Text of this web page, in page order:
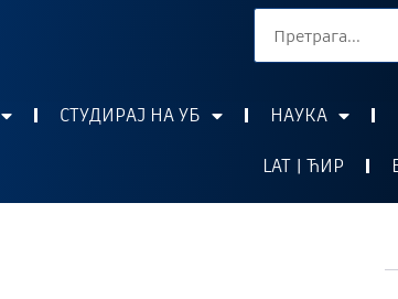
СТУДИРАЈ НА УБ НАУКА
LAT | ЋИР